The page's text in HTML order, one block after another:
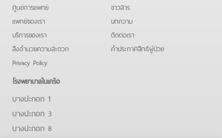
ศูนย์การแพทย์
แพทย์ของเรา
บริการของเรา
สิ่งอำนวยความสะดวก
Privacy Policy
ข่าวสาร
บทความ
ติดต่อเรา
คําประกาศสิทธิผู้ป่วย
โรงพยาบาลในเครือ
บางปะกอก 1
บางปะกอก 3
บางปะกอก 8